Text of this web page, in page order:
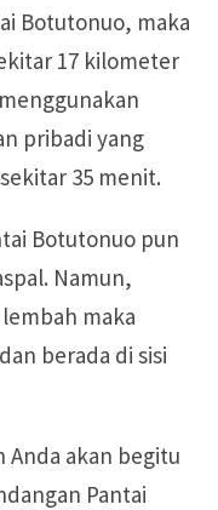
Botutonuo, maka
17 kilometer
pribadi yang
35 menit.
Botutonuo pun
Namun,
maka
berada di sisi
Anda akan begitu
Pantai